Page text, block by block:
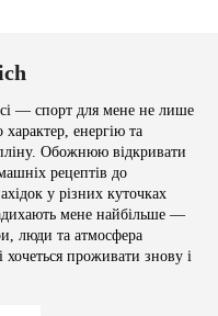
— спорт для мене не лише
енергію та
Обожнюю відкривати
рецептів до
у різних куточках
мене найбільше —
люди та атмосфера
хочеться проживати знову і